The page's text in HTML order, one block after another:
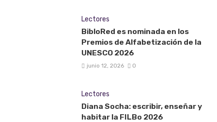
Lectores
BibloRed es nominada en los
Premios de Alfabetización de la
UNESCO 2026
junio 12, 2026 0
Lectores
Diana Socha: escribir, enseñar y
habitar la FILBo 2026